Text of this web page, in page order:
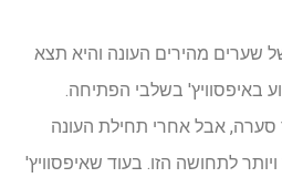
שערים מהירים העונה והיא תצא
באיפסוויץ' בשלבי הפתיחה.
סערה, אבל אחרי תחילת העונה
לתחושה הזו. בעוד שאיפסוויץ'